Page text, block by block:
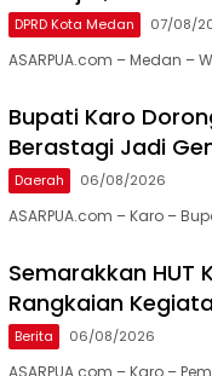
DPRD Kota Medan 07/08/
ASARPUA.com – Medan –
Bupati Karo
Berastagi Jadi
Daerah 06/08/2026
ASARPUA.com – Karo –
Semarakkan HUT
Rangkaian
Berita 06/08/2026
ASARPUA.com – Karo –